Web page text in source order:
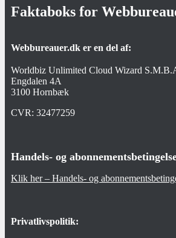
Faktaboks for
Webbureauer.dk er en del af:
Worldbiz Unlimited Cloud Wizard
Engdalen 4A
3100 Hornbæk
CVR: 32477259
Handels- og
Klik her – Handels- og
Privatlivspolitik: